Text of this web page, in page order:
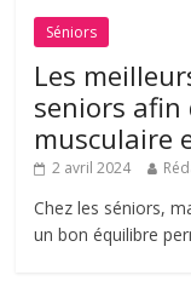
Séniors
Les
seniors
musculaire
2 avril 2024
Chez les séniors,
un bon équilibre